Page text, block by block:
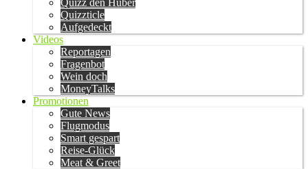
Quizz den Huber
Quizzticle
Aufgedeckt
Videos
Reportagen
Fragenbot
Wein doch
MoneyTalks
Promotionen
Gute News
Flugmodus
Smart gespart
Reise-Glück
Meat & Greet